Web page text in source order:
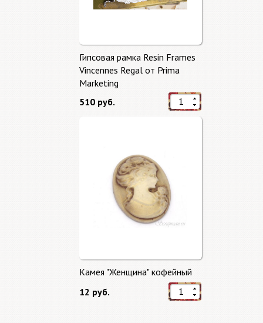
Гипсовая рамка Resin Frames
Vincennes Regal от Prima
Marketing
510 руб.
Камея "Женщина" кофейный
12 руб.